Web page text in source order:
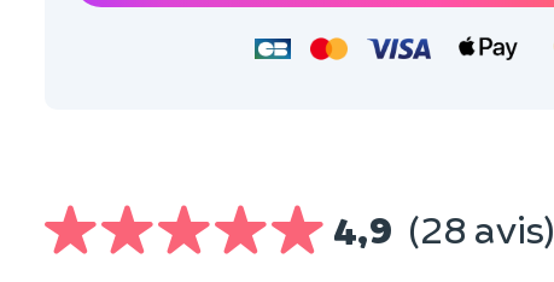
4,9 (28 avis)